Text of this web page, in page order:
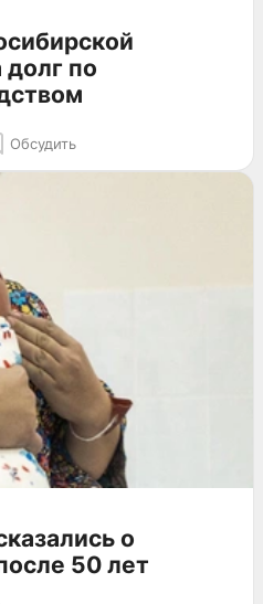
долг по
Обсудить
о
50 лет